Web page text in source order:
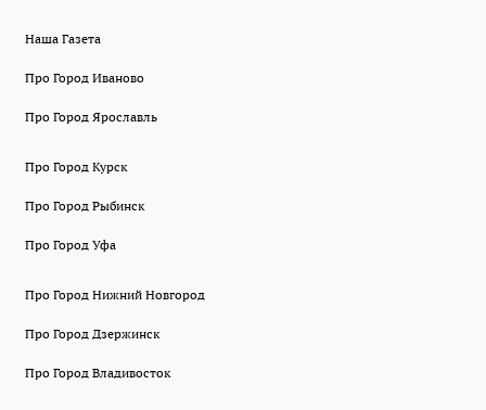
Наша Газета
Про Город Иваново
Про Город Ярославль
Про Город Курск
Про Город Рыбинск
Про Город Уфа
Про Город Нижний Новгород
Про Город Дзержинск
Про Город Владивосток